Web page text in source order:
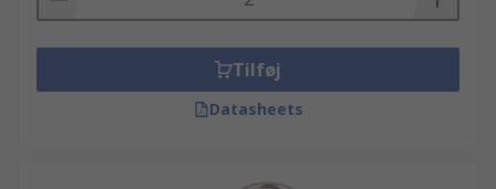
Tilføj
Datasheets